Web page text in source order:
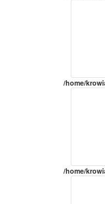
/home/
/home/